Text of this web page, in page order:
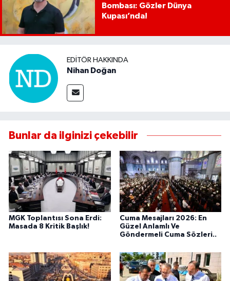
Bombası: Gözler Dünya
Kupası’nda!
EDITÖR HAKKINDA
Nihan Doğan
Bunlar da ilginizi çekebilir
MGK Toplantısı Sona Erdi:
Masada 8 Kritik Başlık!
Cuma Mesajları 2026: En
Güzel Anlamlı Ve
Göndermeli Cuma Sözleri..